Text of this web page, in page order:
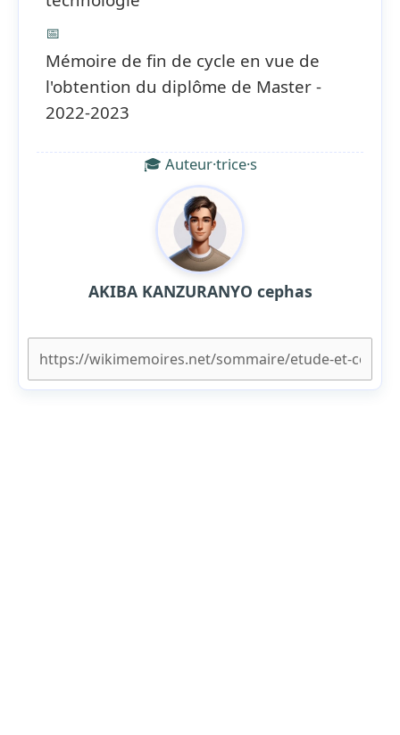
📅
Mémoire de fin de cycle en vue de
l'obtention du diplôme de Master -
2022-2023
🎓 Auteur·trice·s
AKIBA KANZURANYO cephas